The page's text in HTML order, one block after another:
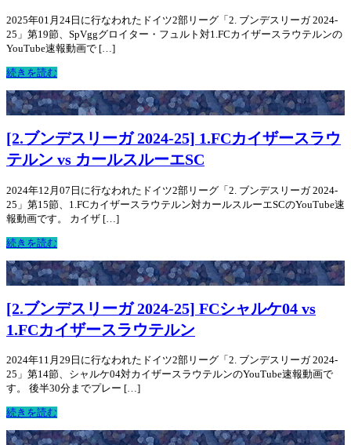
2025年01月24日に行なわれたドイツ2部リーグ「2. ブンデスリーガ 2024-
25」第19節、SpVggグロイター・フュルト対1.FCカイザースラウテルンの
YouTube速報動画で […]
続きを読む
[2.ブンデスリーガ 2024-25] 1.FCカイザースラウ
テルン vs カールスルーエSC
2024年12月07日に行なわれたドイツ2部リーグ「2. ブンデスリーガ 2024-
25」第15節、1.FCカイザースラウテルン対カールスルーエSCのYouTube速
報動画です。 カイザ […]
続きを読む
[2.ブンデスリーガ 2024-25] FCシャルケ04 vs
1.FCカイザースラウテルン
2024年11月29日に行なわれたドイツ2部リーグ「2. ブンデスリーガ 2024-
25」第14節、シャルケ04対カイザースラウテルンのYouTube速報動画で
す。 後半30分までプレー […]
続きを読む